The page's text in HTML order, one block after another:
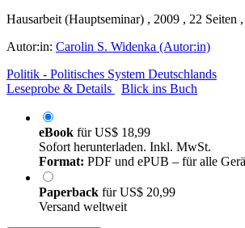
Hausarbeit (Hauptseminar) , 2009 , 22 Seiten
Autor:in: Carolin S. Widenka (Autor:in)
Politik - Politisches System Deutschlands
Leseprobe & Details
Blick ins Buch
eBook fürUS$ 18,99
Sofort herunterladen. Inkl. MwSt.
Format: PDF und ePUB – für alle
Paperback fürUS$ 20,99
Versand weltweit